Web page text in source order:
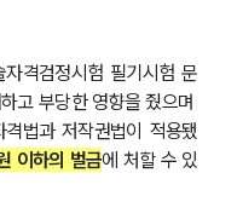
격검정시험 필기시험 문
고 부당한 영향을 줬으며
법과 저작권법이 적용됐
이하의 벌금에 처할 수 있